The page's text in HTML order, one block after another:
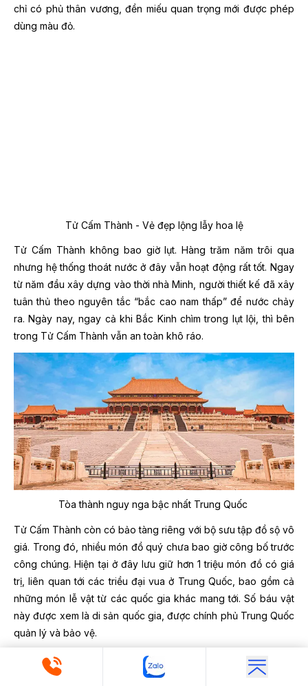
chỉ có phủ thân vương, đền miếu quan trọng mới được phép
dùng màu đỏ.
Tử Cấm Thành - Vẻ đẹp lộng lẫy hoa lệ
Tử Cấm Thành không bao giờ lụt. Hàng trăm năm trôi qua
nhưng hệ thống thoát nước ở đây vẫn hoạt động rất tốt. Ngay
từ năm đầu xây dựng vào thời nhà Minh, người thiết kế đã xây
tuân thủ theo nguyên tắc “bắc cao nam thấp” để nước chảy
ra. Ngày nay, ngay cả khi Bắc Kinh chìm trong lụt lội, thì bên
trong Tử Cấm Thành vẫn an toàn khô ráo.
Tòa thành nguy nga bậc nhất Trung Quốc
Tử Cấm Thành còn có bảo tàng riêng với bộ sưu tập đồ sộ vô
giá. Trong đó, nhiều món đồ quý chưa bao giờ công bố trước
công chúng. Hiện tại ở đây lưu giữ hơn 1 triệu món đồ có giá
trị, liên quan tới các triều đại vua ở Trung Quốc, bao gồm cả
những món lễ vật từ các quốc gia khác mang tới. Số báu vật
này được xem là di sản quốc gia, được chính phủ Trung Quốc
quản lý và bảo vệ.